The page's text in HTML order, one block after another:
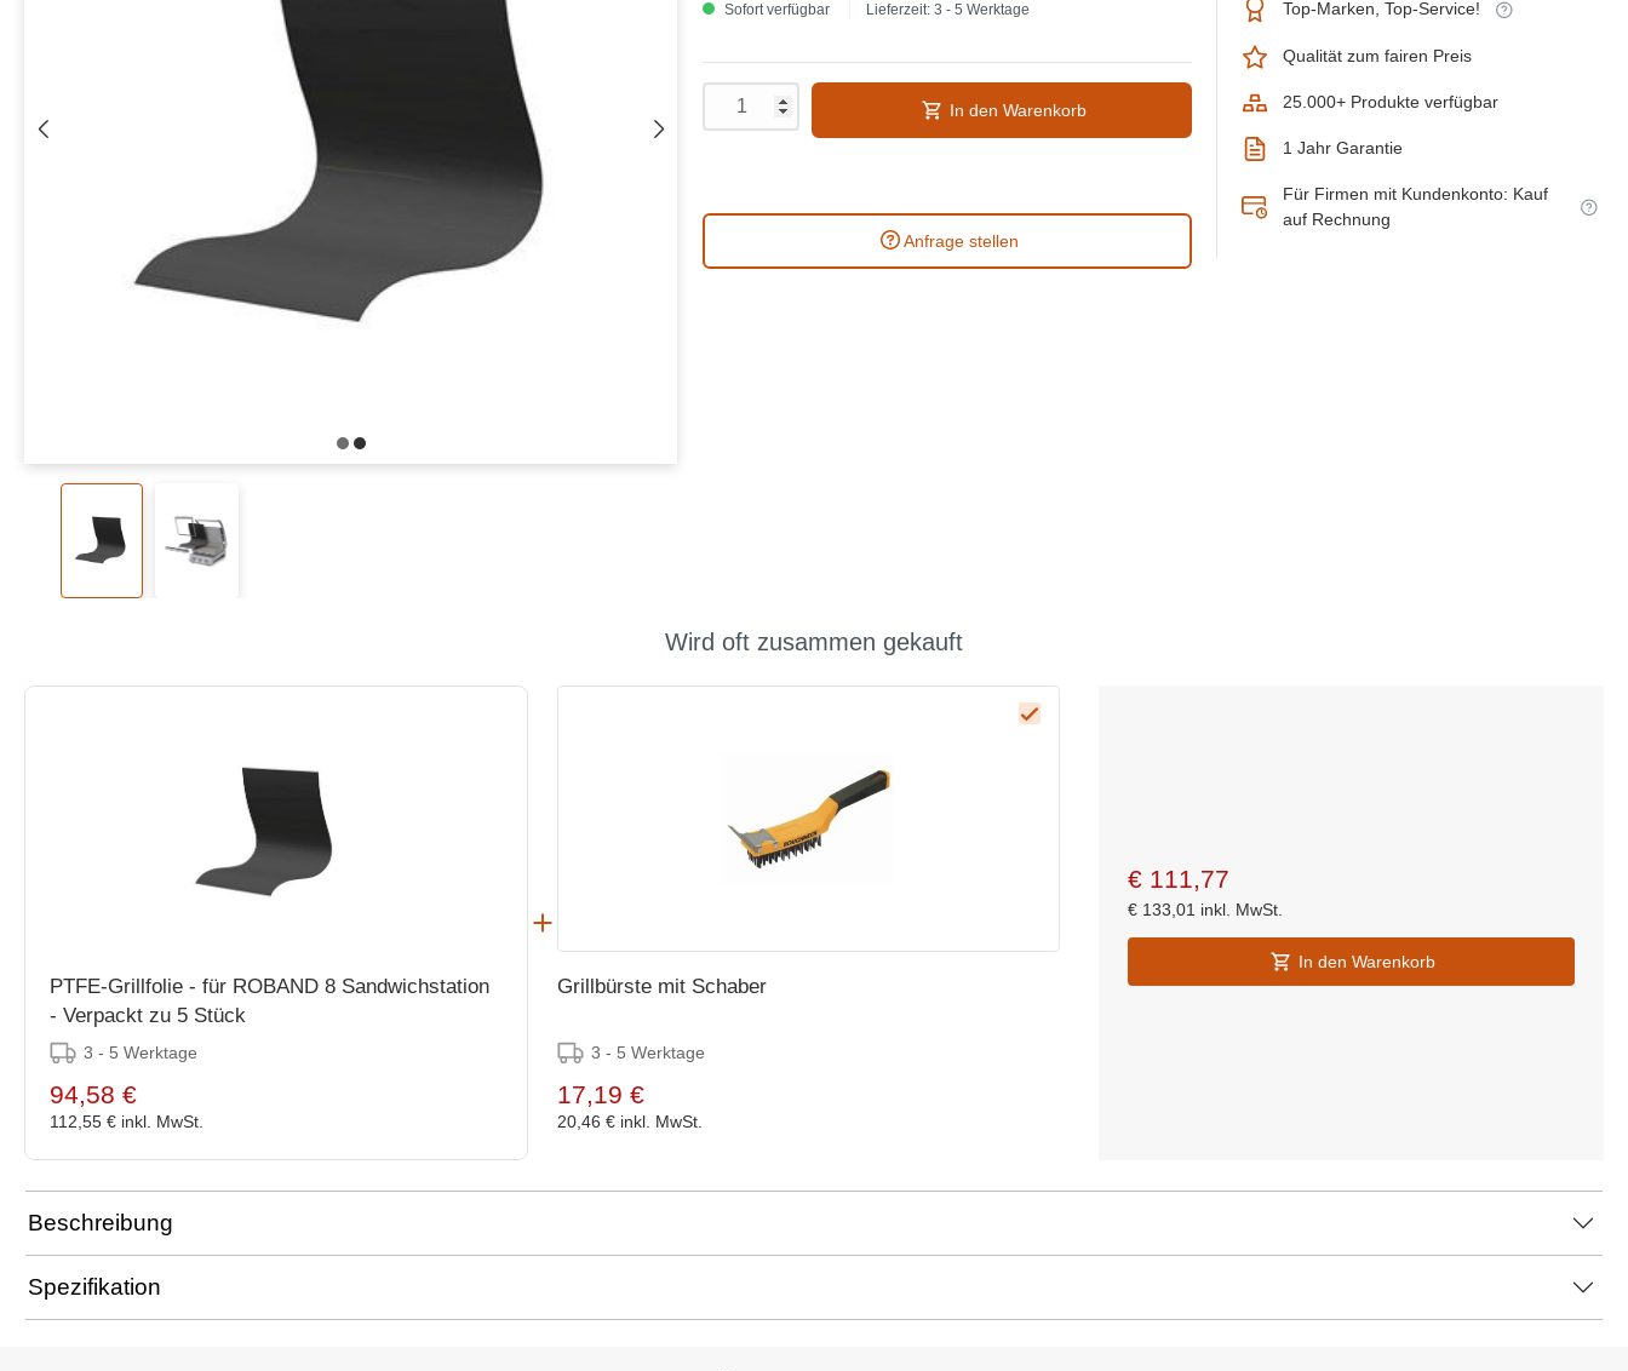
Sofort verfügbar Lieferzeit: 3 - 5 Werktage
In den Warenkorb
Anfrage stellen
Top-Marken, Top-Service!
Qualität zum fairen Preis
25.000+ Produkte verfügbar
1 Jahr Garantie
Für Firmen mit Kundenkonto: Kauf
auf Rechnung
Wird oft zusammen gekauft
PTFE-Grillfolie - für ROBAND 8 Sandwichstation
- Verpackt zu 5 Stück
3 - 5 Werktage
94,58 €
112,55 € inkl. MwSt.
Grillbürste mit Schaber
3 - 5 Werktage
17,19 €
20,46 € inkl. MwSt.
€ 111,77
€ 133,01 inkl. MwSt.
In den Warenkorb
Beschreibung
Spezifikation